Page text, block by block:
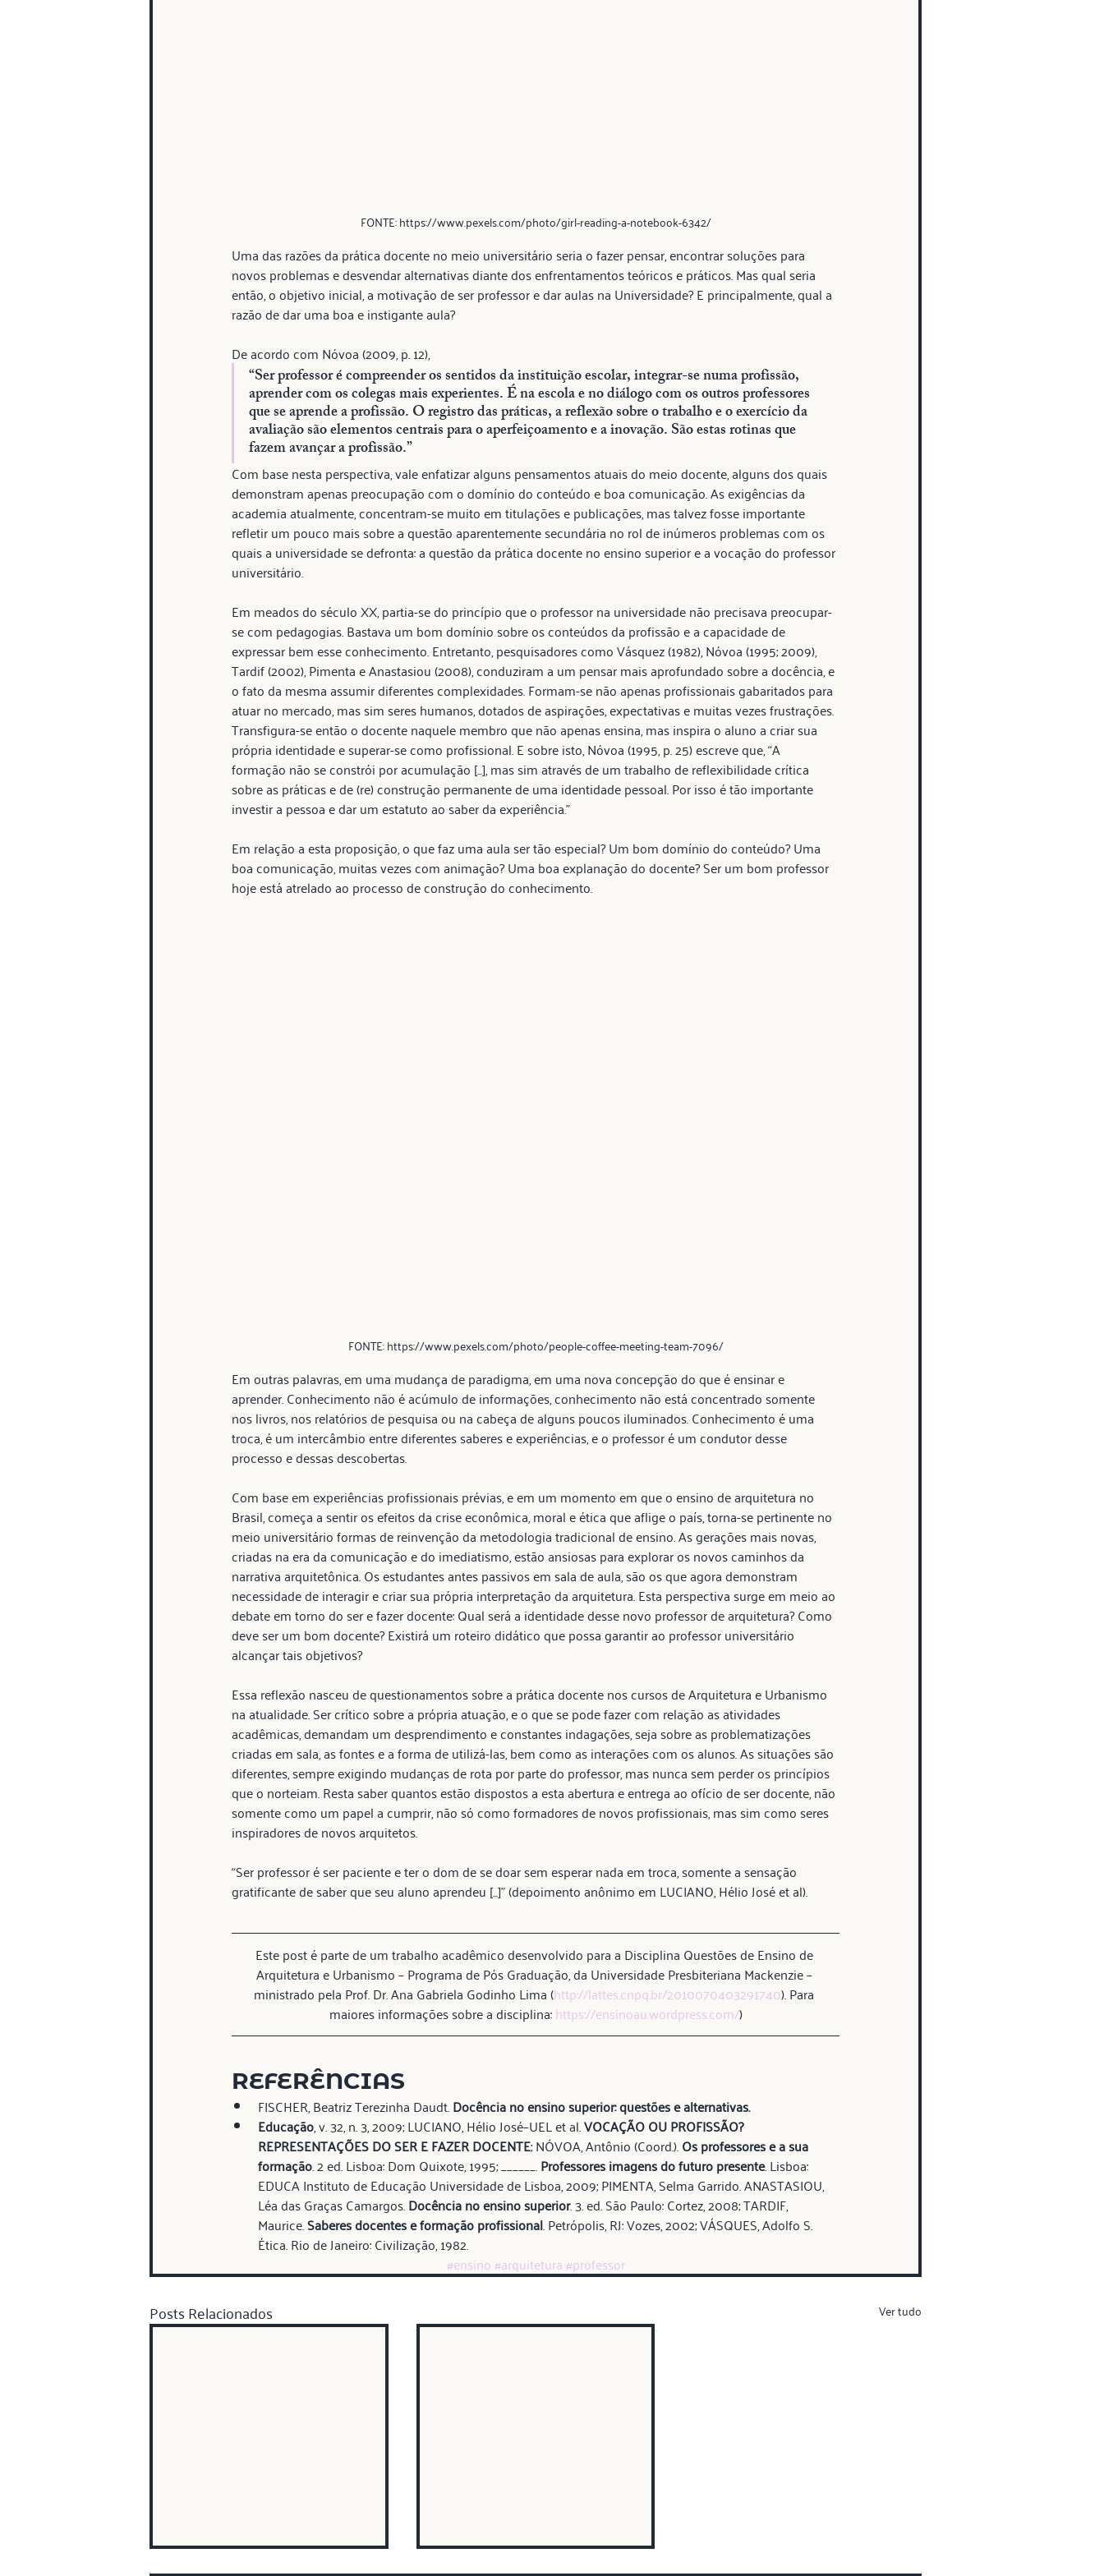
FONTE: https://www.pexels.com/photo/girl-reading-a-notebook-6342/
Uma das razões da prática docente no meio universitário seria o fazer pensar, encontrar soluções para
novos problemas e desvendar alternativas diante dos enfrentamentos teóricos e práticos. Mas qual seria
então, o objetivo inicial, a motivação de ser professor e dar aulas na Universidade? E principalmente, qual a
razão de dar uma boa e instigante aula?
De acordo com Nóvoa (2009, p. 12),
“Ser professor é compreender os sentidos da instituição escolar, integrar-se numa profissão,
aprender com os colegas mais experientes. É na escola e no diálogo com os outros professores
que se aprende a profissão. O registro das práticas, a reflexão sobre o trabalho e o exercício da
avaliação são elementos centrais para o aperfeiçoamento e a inovação. São estas rotinas que
fazem avançar a profissão.”
Com base nesta perspectiva, vale enfatizar alguns pensamentos atuais do meio docente, alguns dos quais
demonstram apenas preocupação com o domínio do conteúdo e boa comunicação. As exigências da
academia atualmente, concentram-se muito em titulações e publicações, mas talvez fosse importante
refletir um pouco mais sobre a questão aparentemente secundária no rol de inúmeros problemas com os
quais a universidade se defronta: a questão da prática docente no ensino superior e a vocação do professor
universitário.
Em meados do século XX, partia-se do princípio que o professor na universidade não precisava preocupar-
se com pedagogias. Bastava um bom domínio sobre os conteúdos da profissão e a capacidade de
expressar bem esse conhecimento. Entretanto, pesquisadores como Vásquez (1982), Nóvoa (1995; 2009),
Tardif (2002), Pimenta e Anastasiou (2008), conduziram a um pensar mais aprofundado sobre a docência, e
o fato da mesma assumir diferentes complexidades. Formam-se não apenas profissionais gabaritados para
atuar no mercado, mas sim seres humanos, dotados de aspirações, expectativas e muitas vezes frustrações.
Transfigura-se então o docente naquele membro que não apenas ensina, mas inspira o aluno a criar sua
própria identidade e superar-se como profissional. E sobre isto, Nóvoa (1995, p. 25) escreve que, “A
formação não se constrói por acumulação [...], mas sim através de um trabalho de reflexibilidade crítica
sobre as práticas e de (re) construção permanente de uma identidade pessoal. Por isso é tão importante
investir a pessoa e dar um estatuto ao saber da experiência.”
Em relação a esta proposição, o que faz uma aula ser tão especial? Um bom domínio do conteúdo? Uma
boa comunicação, muitas vezes com animação? Uma boa explanação do docente? Ser um bom professor
hoje está atrelado ao processo de construção do conhecimento.
FONTE: https://www.pexels.com/photo/people-coffee-meeting-team-7096/
Em outras palavras, em uma mudança de paradigma, em uma nova concepção do que é ensinar e
aprender. Conhecimento não é acúmulo de informações, conhecimento não está concentrado somente
nos livros, nos relatórios de pesquisa ou na cabeça de alguns poucos iluminados. Conhecimento é uma
troca, é um intercâmbio entre diferentes saberes e experiências, e o professor é um condutor desse
processo e dessas descobertas.
Com base em experiências profissionais prévias, e em um momento em que o ensino de arquitetura no
Brasil, começa a sentir os efeitos da crise econômica, moral e ética que aflige o país, torna-se pertinente no
meio universitário formas de reinvenção da metodologia tradicional de ensino. As gerações mais novas,
criadas na era da comunicação e do imediatismo, estão ansiosas para explorar os novos caminhos da
narrativa arquitetônica. Os estudantes antes passivos em sala de aula, são os que agora demonstram
necessidade de interagir e criar sua própria interpretação da arquitetura. Esta perspectiva surge em meio ao
debate em torno do ser e fazer docente: Qual será a identidade desse novo professor de arquitetura? Como
deve ser um bom docente? Existirá um roteiro didático que possa garantir ao professor universitário
alcançar tais objetivos?
Essa reflexão nasceu de questionamentos sobre a prática docente nos cursos de Arquitetura e Urbanismo
na atualidade. Ser crítico sobre a própria atuação, e o que se pode fazer com relação as atividades
acadêmicas, demandam um desprendimento e constantes indagações, seja sobre as problematizações
criadas em sala, as fontes e a forma de utilizá-las, bem como as interações com os alunos. As situações são
diferentes, sempre exigindo mudanças de rota por parte do professor, mas nunca sem perder os princípios
que o norteiam. Resta saber quantos estão dispostos a esta abertura e entrega ao ofício de ser docente, não
somente como um papel a cumprir, não só como formadores de novos profissionais, mas sim como seres
inspiradores de novos arquitetos.
“Ser professor é ser paciente e ter o dom de se doar sem esperar nada em troca, somente a sensação
gratificante de saber que seu aluno aprendeu [...]” (depoimento anônimo em LUCIANO, Hélio José et al).
Este post é parte de um trabalho acadêmico desenvolvido para a Disciplina Questões de Ensino de
Arquitetura e Urbanismo – Programa de Pós Graduação, da Universidade Presbiteriana Mackenzie –
ministrado pela Prof. Dr. Ana Gabriela Godinho Lima (http://lattes.cnpq.br/2010070403291740). Para
maiores informações sobre a disciplina: https://ensinoau.wordpress.com/)
REFERÊNCIAS
FISCHER, Beatriz Terezinha Daudt. Docência no ensino superior: questões e alternativas.
Educação, v. 32, n. 3, 2009; LUCIANO, Hélio José–UEL et al. VOCAÇÃO OU PROFISSÃO?
REPRESENTAÇÕES DO SER E FAZER DOCENTE; NÓVOA, Antônio (Coord.). Os professores e a sua
formação. 2 ed. Lisboa: Dom Quixote, 1995; ______. Professores imagens do futuro presente. Lisboa:
EDUCA Instituto de Educação Universidade de Lisboa, 2009; PIMENTA, Selma Garrido. ANASTASIOU,
Léa das Graças Camargos. Docência no ensino superior. 3. ed. São Paulo: Cortez, 2008; TARDIF,
Maurice. Saberes docentes e formação profissional. Petrópolis, RJ: Vozes, 2002; VÁSQUES, Adolfo S.
Ética. Rio de Janeiro: Civilização, 1982.
#ensino#arquitetura#professor
Posts Relacionados Ver tudo